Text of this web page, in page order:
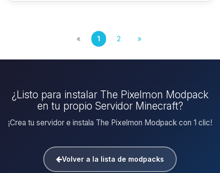
« 1 2 »
¿Listo para instalar The Pixelmon Modpack
en tu propio Servidor Minecraft?
¡Crea tu servidor e instala The Pixelmon Modpack con 1 clic!
Volver a la lista de modpacks